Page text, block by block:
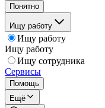
Понятно
Ищу работу
Ищу работу
Ищу работу
Ищу сотрудника
Сервисы
Помощь
Ещё